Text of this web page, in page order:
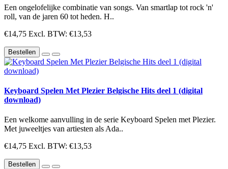
Een ongelofelijke combinatie van songs. Van smartlap tot rock 'n'
roll, van de jaren 60 tot heden. H..
€14,75 Excl. BTW: €13,53
Bestellen
Keyboard Spelen Met Plezier Belgische Hits deel 1 (digital
download)
Een welkome aanvulling in de serie Keyboard Spelen met Plezier.
Met juweeltjes van artiesten als Ada..
€14,75 Excl. BTW: €13,53
Bestellen